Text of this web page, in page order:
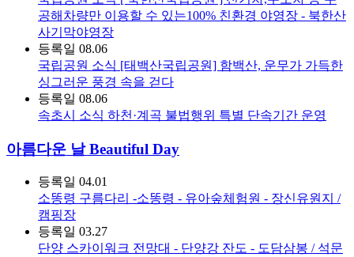
공해차량만 이용할 수 있는100% 친환경 야영장 - 북한산
사기막야영장
등록일 08.06
국립공원 소식 [태백산국립공원] 함백산, 운무가 가득한
싱그러운 풍경 속을 걷다
등록일 08.06
속초시 소식 하천·계곡 불법행위 특별 단속기간 운영
아름다운 날 Beautiful Day
등록일 04.01
소똥령 구름다리 -소똥령 - 유아숲체험원 - 장신유원지 /
캠핑장
등록일 03.27
단양 스카이워크 전망대 - 단양강 잔도 - 도담삼봉 / 석문